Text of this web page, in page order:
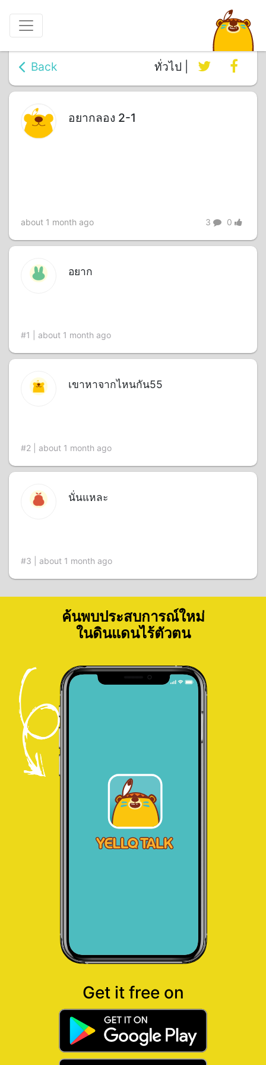
Back ทั่วไป |
อยากลอง 2-1
about 1 month ago 3 0
อยาก
#1 | about 1 month ago
เขาหาจากไหนกัน55
#2 | about 1 month ago
นั่นแหละ
#3 | about 1 month ago
ค้นพบประสบการณ์ใหม่
ในดินแดนไร้ตัวตน
Get it free on